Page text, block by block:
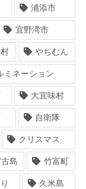
浦添市
宜野湾市
やちむん
ミネーション
大宜味村
自衛隊
クリスマス
島 竹富町
久米島